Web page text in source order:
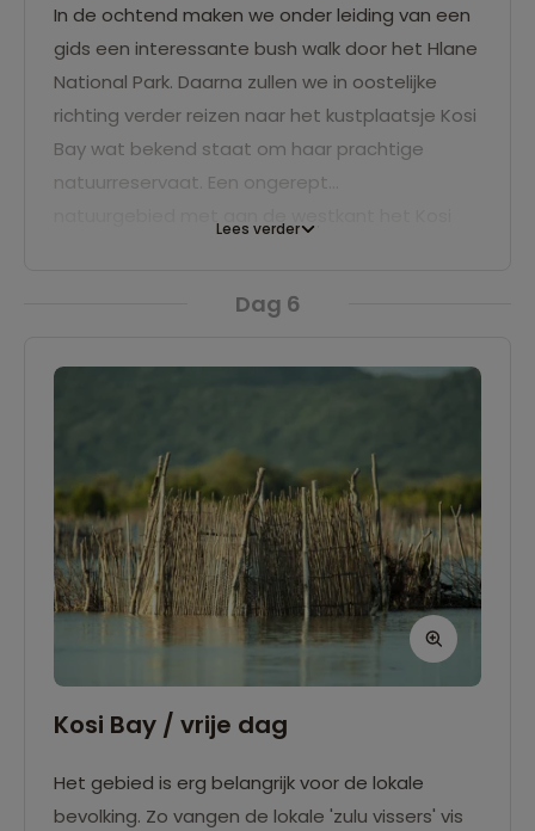
In de ochtend maken we onder leiding van een
gids een interessante bush walk door het Hlane
National Park. Daarna zullen we in oostelijke
richting verder reizen naar het kustplaatsje Kosi
Bay wat bekend staat om haar prachtige
natuurreservaat. Een ongerept
Oceaan. We overnachten twee nachten in een
Lees verder
Dag 6
Kosi Bay / vrije dag
Het gebied is erg belangrijk voor de lokale
bevolking. Zo vangen de lokale 'zulu vissers' vis